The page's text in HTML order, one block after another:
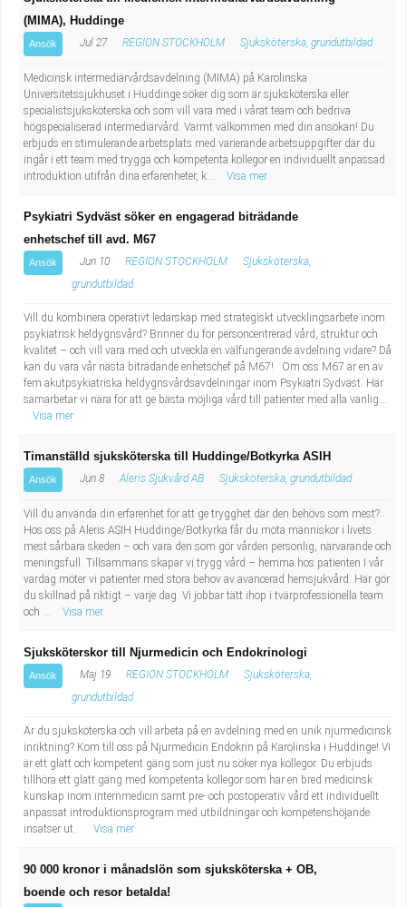
Säkerhetsarbete
Tekniskt arbete
Transport
Informatör/Kommunikatör
Brevbärare
Sjuksköterska, grundutbildad
Undersköterska, vård- o specialavd. o mottagning
Bibliotekarie
Administrativ assistent
Lärare i gymnasiet
(MIMA), Huddinge
Ansök Jul 27 REGION STOCKHOLM Sjuksköterska, grundutbildad
Medicinsk intermediärvårdsavdelning (MIMA) på Karolinska
Universitetssjukhuset i Huddinge söker dig som är sjuksköterska eller
specialistsjuksköterska och som vill vara med i vårat team och bedriva
högspecialiserad intermediärvård. Varmt välkommen med din ansökan! Du
erbjuds en stimulerande arbetsplats med varierande arbetsuppgifter där du
ingår i ett team med trygga och kompetenta kollegor en individuellt anpassad
introduktion utifrån dina erfarenheter, k...
Visa mer
Psykiatri Sydväst söker en engagerad biträdande
enhetschef till avd. M67
Ansök Jun 10 REGION STOCKHOLM
Sjuksköterska,
grundutbildad
Vill du kombinera operativt ledarskap med strategiskt utvecklingsarbete inom
psykiatrisk heldygnsvård? Brinner du för personcentrerad vård, struktur och
kvalitet – och vill vara med och utveckla en välfungerande avdelning vidare? Då
kan du vara vår nästa biträdande enhetschef på M67! Om oss M67 är en av
fem akutpsykiatriska heldygnsvårdsavdelningar inom Psykiatri Sydväst. Här
samarbetar vi nära för att ge bästa möjliga vård till patienter med alla vanlig...
Visa mer
Timanställd sjuksköterska till Huddinge/Botkyrka ASIH
Ansök Jun 8 Aleris Sjukvård AB Sjuksköterska, grundutbildad
Vill du använda din erfarenhet för att ge trygghet där den behövs som mest?
Hos oss på Aleris ASIH Huddinge/Botkyrka får du möta människor i livets
mest sårbara skeden – och vara den som gör vården personlig, närvarande och
meningsfull. Tillsammans skapar vi trygg vård – hemma hos patienten I vår
vardag möter vi patienter med stora behov av avancerad hemsjukvård. Här gör
du skillnad på riktigt – varje dag. Vi jobbar tätt ihop i tvärprofessionella team
och ...
Visa mer
Sjuksköterskor till Njurmedicin och Endokrinologi
Ansök Maj 19 REGION STOCKHOLM
Sjuksköterska,
grundutbildad
Är du sjuksköterska och vill arbeta på en avdelning med en unik njurmedicinsk
inriktning? Kom till oss på Njurmedicin Endokrin på Karolinska i Huddinge! Vi
är ett glatt och kompetent gäng som just nu söker nya kollegor. Du erbjuds
tillhöra ett glatt gäng med kompetenta kollegor som har en bred medicinsk
kunskap inom internmedicin samt pre- och postoperativ vård ett individuellt
anpassat introduktionsprogram med utbildningar och kompetenshöjande
insatser ut...
Visa mer
90 000 kronor i månadslön som sjuksköterska + OB,
boende och resor betalda!